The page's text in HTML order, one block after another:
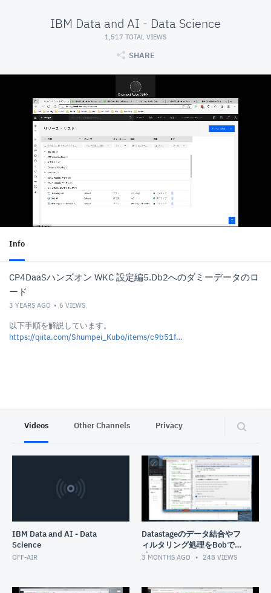
IBM Data and AI - Data Science
1,517 TOTAL VIEWS
SHARE
Info
CP4DaaSハンズオン WKC 設定編5.Db2へのダミーデータのロ
ード
3 YEARS AGO 6 VIEWS
以下手順を解説しています。
https://qiita.com/Shumpei_Kubo/items/c9b51fbbe1b470e9c4ad
Videos Other Channels Privacy
IBM Data and AI - Data
Science
OFF-AIR
Datastageのデータ結合やフ
ィルタリング処理をBobで生
成
3 MONTHS AGO 248 VIEWS